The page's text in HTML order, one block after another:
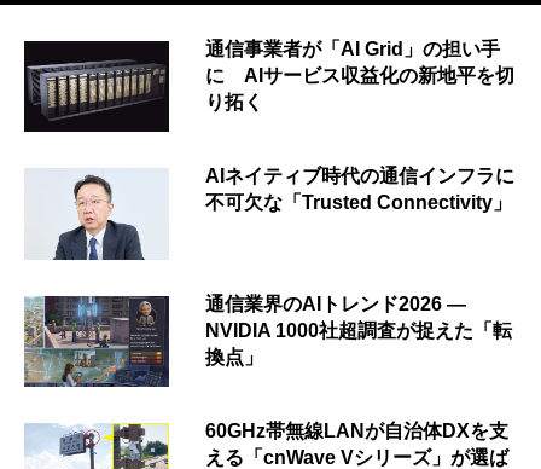
通信事業者が「AI Grid」の担い手
に AIサービス収益化の新地平を切
り拓く
AIネイティブ時代の通信インフラに
不可欠な「Trusted Connectivity」
通信業界のAIトレンド2026 ―
NVIDIA 1000社超調査が捉えた「転
換点」
60GHz帯無線LANが自治体DXを支
える「cnWave Vシリーズ」が選ば